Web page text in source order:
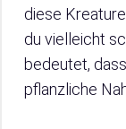
diese
du vielleicht
bedeutet,
pflanzliche